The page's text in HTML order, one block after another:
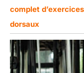
complet
dorsaux